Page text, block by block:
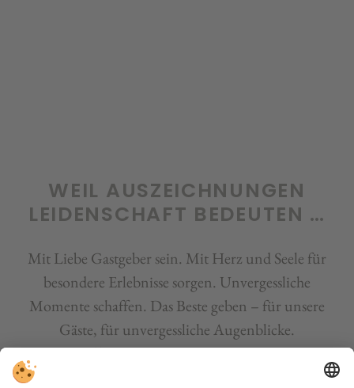
WEIL AUSZEICHNUNGEN
LEIDENSCHAFT BEDEUTEN …
Mit Liebe Gastgeber sein. Mit Herz und Seele für
besondere Erlebnisse sorgen. Unvergessliche
Momente schaffen. Das Beste geben – für unsere
Gäste, für unvergessliche Augenblicke.
Jetzt ist es offiziell: Unser Hotel zählt zu denbesten
Newcomern Südtirols 2025
– ausgezeichnet vom